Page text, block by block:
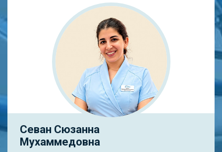
Севан Сюзанна
Мухаммедовна